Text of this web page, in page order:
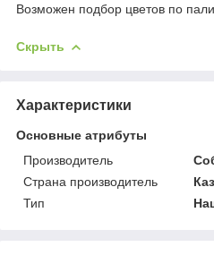
Возможен подбор цветов по
Скрыть
Характеристики
Основные атрибуты
Производитель
Страна производитель
Тип